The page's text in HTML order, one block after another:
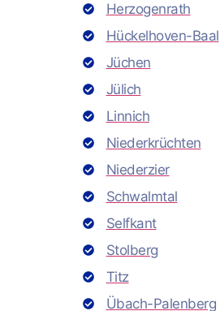
Herzogenrath
Hückelhoven-Baal
Jüchen
Jülich
Linnich
Niederkrüchten
Niederzier
Schwalmtal
Selfkant
Stolberg
Titz
Übach-Palenberg